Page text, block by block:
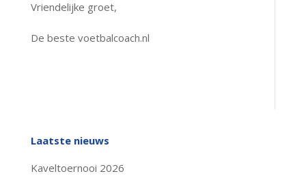
Vriendelijke groet,
De beste voetbalcoach.nl
Laatste nieuws
Kaveltoernooi 2026